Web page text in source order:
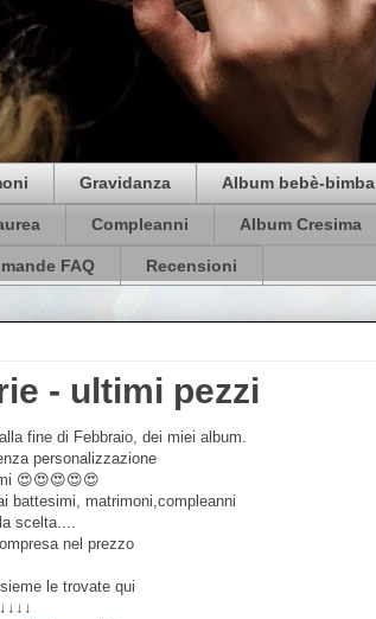
Gravidanza Album bebè-bimba
Compleanni Album Cresima
FAQ Recensioni
- ultimi pezzi
fine di Febbraio, dei miei album.
personalizzazione
😍😍😍😍😍
battesimi, matrimoni,compleanni
scelta....
nel prezzo
le trovate qui